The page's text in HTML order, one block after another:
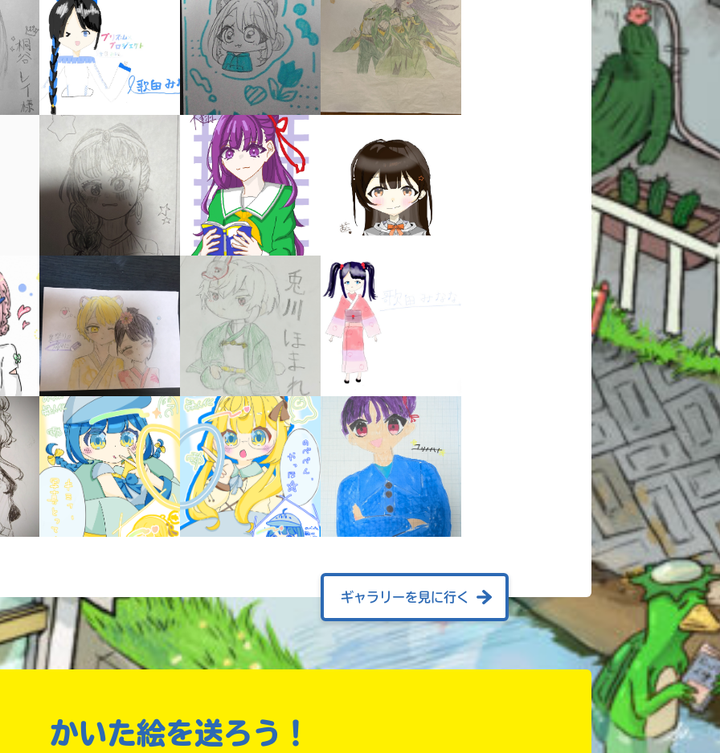
Loading...
キーワードから探す
オフィシャルアカウント
SNSでシェアする
ギャラリーを見に行く
かいた絵を送ろう！
入
力
内
に
エ
ラ
ー
が
あ
る
の
で、
も
う
一
し
て
み
て
戻る